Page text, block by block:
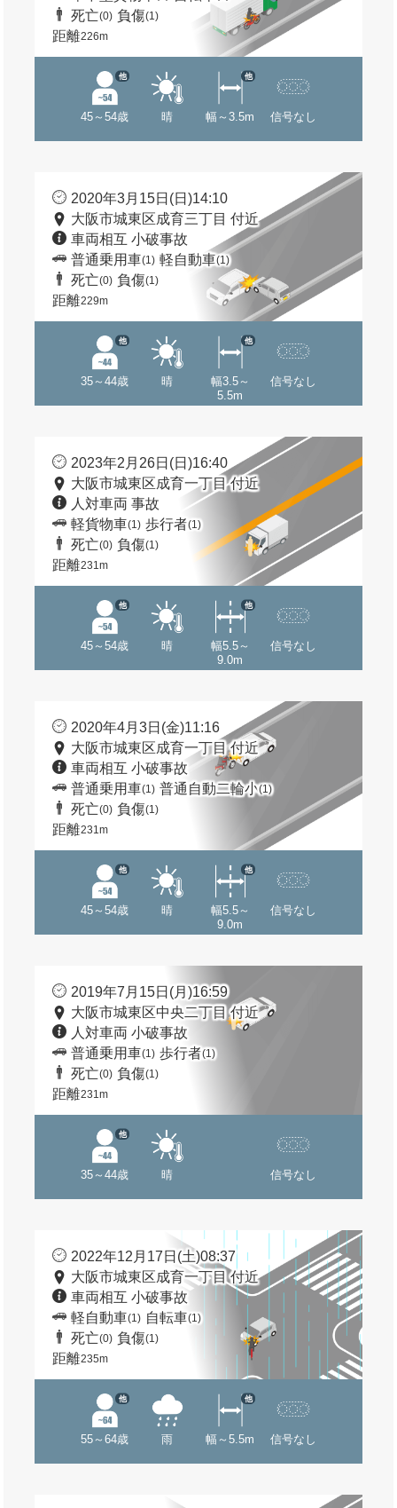
死亡(0) 負傷(1)
距離226m
45～54歳
他
晴 幅～3.5m
他
信号なし
2020年3月15日(日)14:10
大阪市城東区成育三丁目 付近
車両相互 小破事故
普通乗用車(1) 軽自動車(1)
死亡(0) 負傷(1)
距離229m
35～44歳
他
晴
幅3.5～
5.5m
他
信号なし
2023年2月26日(日)16:40
大阪市城東区成育一丁目 付近
人対車両 事故
軽貨物車(1) 歩行者(1)
死亡(0) 負傷(1)
距離231m
45～54歳
他
晴
幅5.5～
9.0m
他
信号なし
2020年4月3日(金)11:16
大阪市城東区成育一丁目 付近
車両相互 小破事故
普通乗用車(1) 普通自動二輪小(1)
死亡(0) 負傷(1)
距離231m
45～54歳
他
晴
幅5.5～
9.0m
他
信号なし
2019年7月15日(月)16:59
大阪市城東区中央二丁目 付近
人対車両 小破事故
普通乗用車(1) 歩行者(1)
死亡(0) 負傷(1)
距離231m
35～44歳
他
晴 信号なし
2022年12月17日(土)08:37
大阪市城東区成育一丁目 付近
車両相互 小破事故
軽自動車(1) 自転車(1)
死亡(0) 負傷(1)
距離235m
55～64歳
他
雨 幅～5.5m
他
信号なし